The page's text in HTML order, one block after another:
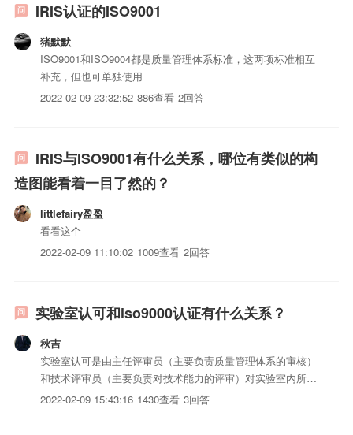
IRIS认证的ISO9001
猪默默
ISO9001和ISO9004都是质量管理体系标准，这两项标准相互
补充，但也可单独使用
2022-02-09 23:32:52 886查看 2回答
IRIS与ISO9001有什么关系，哪位有类似的构
造图能看着一目了然的？
littlefairy盈盈
看看这个
2022-02-09 11:10:02 1009查看 2回答
实验室认可和iso9000认证有什么关系？
秋吉
实验室认可是由主任评审员（主要负责质量管理体系的审核）
和技术评审员（主要负责对技术能力的评审）对实验室内所有
影响其出具检测/校准数据准确性和可靠性的因素（包括质量
2022-02-09 15:43:16 1430查看 3回答